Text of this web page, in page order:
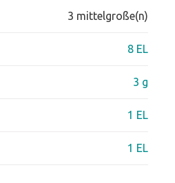
3 mittelgroße(n)
8 EL
3 g
1 EL
1 EL